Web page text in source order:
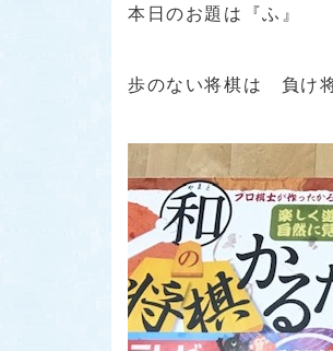
本日のお題は『ふ』
歩のない将棋は 負け